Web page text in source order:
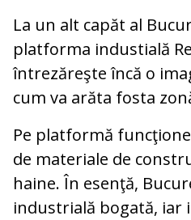
La un alt capăt al
platforma industială
întrezăreşte încă o
cum va arăta fosta
Pe platformă
de materiale de
haine. În esenţă,
industrială bogată, iar